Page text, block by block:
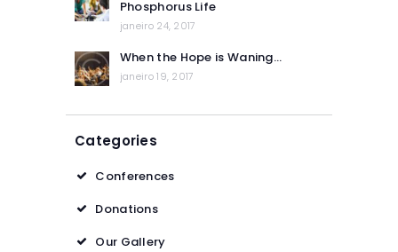
Phosphorus Life
janeiro 24, 2017
When the Hope is Waning…
janeiro 19, 2017
Categories
Conferences
Donations
Our Gallery